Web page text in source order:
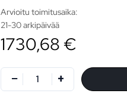
Arvioitu toimitusaika:
21-30 arkipäivää
1730,68 €